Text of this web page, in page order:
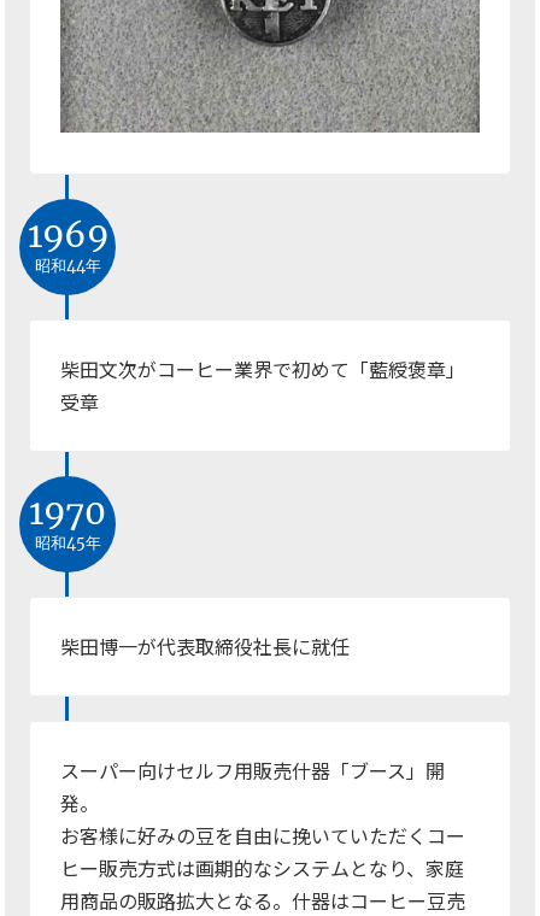
柴田文次がコーヒー業界で初めて「藍綬褒章」
受章
1969
昭和44年
柴田博一が代表取締役社長に就任
スーパー向けセルフ用販売什器「ブース」開
発。
お客様に好みの豆を自由に挽いていただくコー
ヒー販売方式は画期的なシステムとなり、家庭
用商品の販路拡大となる。什器はコーヒー豆売
1970
昭和45年